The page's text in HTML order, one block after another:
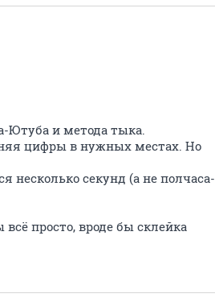
Ютуба и метода тыка.
цифры в нужных местах. Но
несколько секунд (а не полчаса-
просто, вроде бы склейка